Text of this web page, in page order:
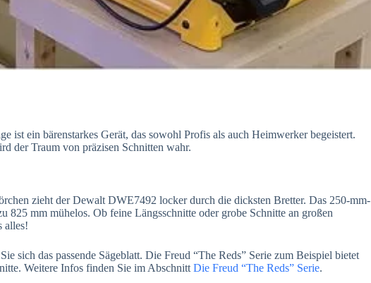
ist ein bärenstarkes Gerät, das sowohl Profis als auch Heimwerker begeistert.
der Traum von präzisen Schnitten wahr.
zieht der Dewalt DWE7492 locker durch die dicksten Bretter. Das 250-mm-
825 mm mühelos. Ob feine Längsschnitte oder grobe Schnitte an großen
alles!
sich das passende Sägeblatt. Die Freud “The Reds” Serie zum Beispiel bietet
Weitere Infos finden Sie im Abschnitt Die Freud “The Reds” Serie.